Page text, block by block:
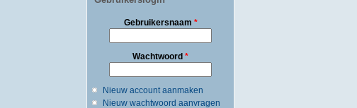
Gebruikersnaam *
Wachtwoord *
Nieuw account aanmaken
Nieuw wachtwoord aanvragen